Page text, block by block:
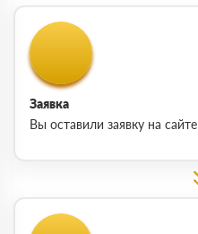
Заявка
Вы оставили заявку на сайте